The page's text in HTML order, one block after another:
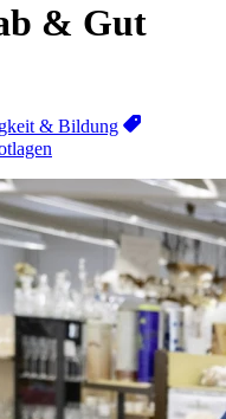
& Gut
& Bildung